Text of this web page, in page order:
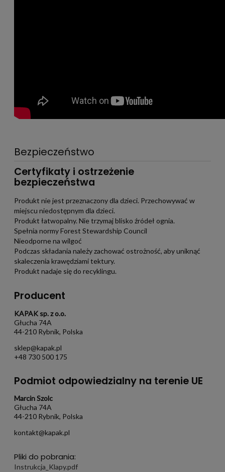
Bezpieczeństwo
Certyfikaty i ostrzeżenie
bezpieczeństwa
Produkt nie jest przeznaczony dla dzieci. Przechowywać w
miejscu niedostępnym dla dzieci.
Produkt łatwopalny. Nie trzymaj blisko źródeł ognia.
Spełnia normy Forest Stewardship Council
Nieodporne na wilgoć
Podczas składania należy zachować ostrożność, aby uniknąć
skaleczenia krawędziami tektury.
Produkt nadaje się do recyklingu.
Producent
KAPAK sp. z o.o.
Głucha 74A
44-210 Rybnik, Polska
sklep@kapak.pl
+48 730 500 175
Podmiot odpowiedzialny na terenie UE
Marcin Szolc
Głucha 74A
44-210 Rybnik, Polska
kontakt@kapak.pl
Pliki do pobrania:
Instrukcja_Klapy.pdf